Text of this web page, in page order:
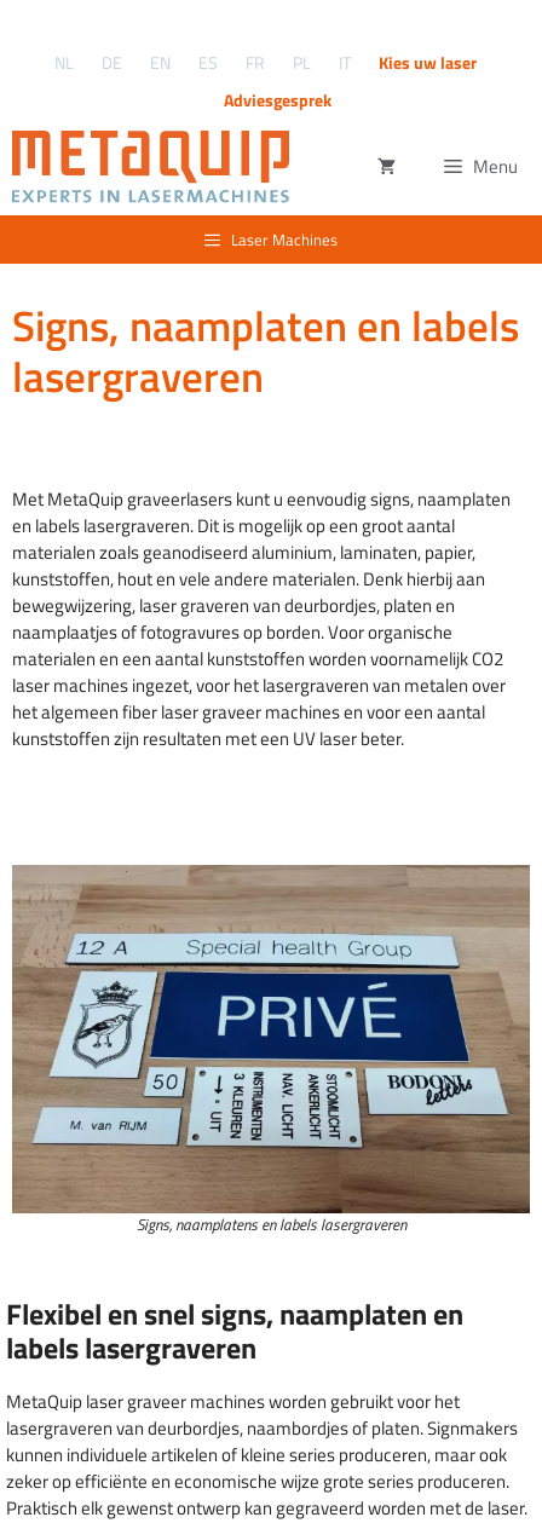
NL DE EN ES FR PL IT
Kies uw laser
Adviesgesprek
Menu
Laser Machines
Signs, naamplaten en labels
lasergraveren
Met MetaQuip graveerlasers kunt u eenvoudig signs, naamplaten
en labels lasergraveren. Dit is mogelijk op een groot aantal
materialen zoals geanodiseerd aluminium, laminaten, papier,
kunststoffen, hout en vele andere materialen. Denk hierbij aan
bewegwijzering, laser graveren van deurbordjes, platen en
naamplaatjes of fotogravures op borden. Voor organische
materialen en een aantal kunststoffen worden voornamelijk CO2
laser machines ingezet, voor het lasergraveren van metalen over
het algemeen fiber laser graveer machines en voor een aantal
kunststoffen zijn resultaten met een UV laser beter.
Signs, naamplatens en labels lasergraveren
Flexibel en snel signs, naamplaten en
labels lasergraveren
MetaQuip laser graveer machines worden gebruikt voor het
lasergraveren van deurbordjes, naambordjes of platen. Signmakers
kunnen individuele artikelen of kleine series produceren, maar ook
zeker op efficiënte en economische wijze grote series produceren.
Praktisch elk gewenst ontwerp kan gegraveerd worden met de laser.